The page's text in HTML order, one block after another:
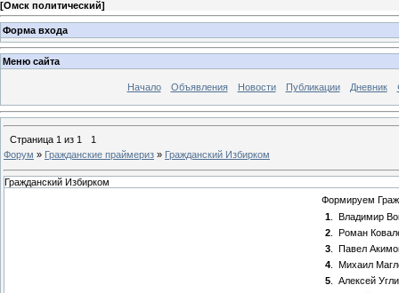
[Омск политический]
Форма входа
Меню сайта
Начало Объявления Новости Публикации Дневник
Страница 1 из 1
1
Форум » Гражданские праймериз » Гражданский Избирком
Гражданский Избирком
Формируем
1
Владимир
2
Роман
3
Павел
4
Михаил
5
Алексей